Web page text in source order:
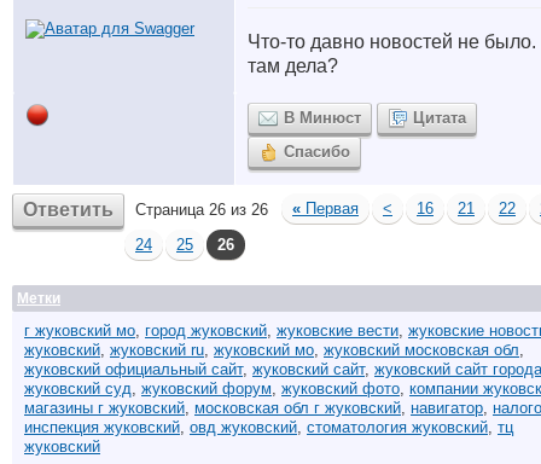
Что-то давно новостей не было.
там дела?
В Минюст
Цитата
Спасибо
Ответить Страница 26 из 26 « Первая < 16 21 22
24
25 26
Метки
г жуковский мо, город жуковский, жуковские вести, жуковские
жуковский, жуковский ru, жуковский мо, жуковский московская обл,
жуковский официальный сайт, жуковский сайт, жуковский сайт города
жуковский суд, жуковский форум, жуковский фото, компании
магазины г жуковский, московская обл г жуковский, навигатор,
инспекция жуковский, овд жуковский, стоматология жуковский, тц
жуковский